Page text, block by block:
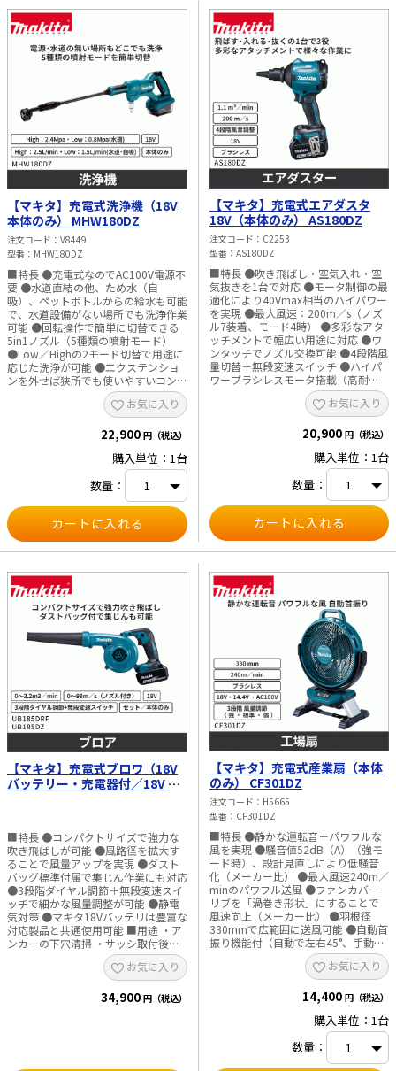
ト付 ●18Vバッテリは豊富な互換性
インパクトドライバ、マルノコ、草刈
機、チェンソー、保冷温庫などに共通
使用可能 ■用途 ・じゅうたん等の清
掃 ・棚や家具の隙間の清掃 ・ソファ
など狭い場所の清掃 ・作業現場の清
・スイッチ：ワンタッチスイッチ ・
集じん容量（ml） ダストバッグ：
500 紙パック：350 ・吸込仕事率
（W） パワフル：125 強：70 標準：
45 エコ：20 ・電源（V）：直流18 ・
1充電使用量（目安） パワフル：約8
分 強：約15分 標準：約21分 エコ：
約38分 ・騒音値（dB（A）） パワフ
ル：65 強：62 標準：60 エコ：54 ・
使用可能バッテリ：BL1815N、
BL1820B、BL1830B、BL1850B、
BL1860B ・標準付属品：ノズル、ス
トレートパイプ、サッシ（すきま）ノ
ズル、高機能ダストバッグ、抗菌紙パ
ック（10枚）、バッテリー
BL1830B（CL285FDRFW、
CL285FDRFOのみ）、充電器
DC18RF（CL285FDZW、CL285FDZO
のみ） ・本体寸法（mm）：長さ
1066×幅113×高さ153（ノズル、パ
イプ付） ・質量（kg）：1.6（バッテ
リ含む、ノズル、パイプ除く） ※吸
込仕事率は各標準設定バッテリの満充
電相当時です。サイクロンアタッチメ
ント未装着時です。 ※充電使用量は
参考値です。バッテリの充電状態や作
業条件によって異なります。 ※騒音
値はEN62841-1準拠しています。 ※
写真で使用しているサイクロンユニッ
トは別販売品です。
掃 ・オフィスや駅構内等の広範囲清
掃 ・作業現場の清掃 ■仕様 ・集じん
方法：カプセル式 ・スイッチ：ワン
タッチスイッチ ・集じん容量
（ml）：600 ・吸込仕事率（W） パ
ワフル：30 強：20 標準：5 ・電源
（V）：直流10.8（スライド式） ・1
充電使用量（目安）
【CL108FDSTW】 パワフル：約33分
強：約39分 標準：約1時間22分
【CL108FDSHW】 パワフル：約10分
強：約12分 標準：約25分 ・騒音値
（dB（A）） パワフル：72 強：70
標準：59 ・使用可能バッテリ：
BL1050B、BL1040B、BL1020B、
BL1015 ・標準付属品：プレフィル
タ、ノズル、フィルタ、ストレート
パイプ、サッシ（すきま）用ノズ
ル、バッテリー（CL108FDSTW：
BL1050B、CL108FDSHW：BL1015）
（CL108FDZW除く）、充電器
DC10SA（CL108FDZW除く） ・本体
寸法（mm）：長さ956×幅110×高
さ150（ノズル、パイプ付） ・質量
（kg）（バッテリ含む、ノズル、パ
イプ除く） CL108FDSTW：1.1
CL108FDSHW：1.0 ※Typ.5Ahの容量
表記は標準的な数値です。 ※吸込仕
事率は各標準設定バッテリの満充電
相当時です。 ※1充電使用量は参考値
です。バッテリの充電状態や作業条件
によって異なります。
【マキタ】充電式洗浄機（18V
本体のみ） MHW180DZ
注文コード
V8449
型番
MHW180DZ
■特長 ●充電式なのでAC100V電源不
要 ●水道直結の他、ため水（自
吸）、ペットボトルからの給水も可能
で、水道設備がない場所でも洗浄作業
可能 ●回転操作で簡単に切替できる
5in1ノズル（5種類の噴射モード）
●Low／Highの2モード切替で用途に
応じた洗浄が可能 ●エクステンショ
ンを外せば狭所でも使いやすいコンパ
クト設計 ●フォームノズル標準付属
で洗剤の泡噴射に対応 ●防滴・防じ
ん「APT」仕様で屋外作業にも対応
●18Vバッテリは他のマキタ製品と共
の洗浄 ・サッシや窓ガラスの清掃 ・
洗車や自転車の洗浄 ・ガーデニング
や散水 ・農機具等の洗浄 ■仕様 ・常
用吐出圧力（MPa）：0.8～2.4（水
道）、0.8～2.0（自吸） ・常用吐出
水量（L／min）（水道、自吸）
High：2.5 Low：1.5 ・最大吐出水量
（L／min）：5.3（ノズル無し） ・電
以下 ・最高吸込揚程（m）：2.0（自
吸） ・使用可能バッテリ：
BL1815N、BL1820B、BL1830B、
BL1850B、BL1860B ・対応充電器：
DC18RC、DC18RD、DC18RF、
DC18SD、DC18SF、DC18SH ・標準
付属品：5in1ノズル、エクステンショ
ン、フォームノズル、クリーナピン、
ホースアッセンブリ（6m）、ストレ
ーナ ・機能：防じん、防水（APT）
・本機寸法（mm）：長さ888×幅
99×高さ239 ・質量（kg）：2.1 ※写
真・動画のバッテリは別販売品です。
バケツは市販品です。 ※ホースは標
準付属品のホースアッセンブリ、また
は内径9mmの耐圧ホースをご使用く
ださい。 ※ペットボトル使用には別
25mm以上です。 ※本製品は水や粉
じんによる影響を抑える設計ですが、
故障しないことを保証するものではあ
りません。
お気に入り
22,900 円（税込）
購入単位：1台
数量：
【マキタ】充電式エアダスタ
18V（本体のみ） AS180DZ
注文コード
C2253
型番
AS180DZ
■特長 ●吹き飛ばし・空気入れ・空
気抜きを1台で対応 ●モータ制御の最
適化により40Vmax相当のハイパワー
を実現 ●最大風速：200m／s（ノズ
ル7装着、モード4時） ●多彩なアタ
ッチメントで幅広い用途に対応 ●ワ
ンタッチでノズル交換可能 ●4段階風
量切替＋無段変速スイッチ ●ハイパ
ワーブラシレスモータ搭載（高耐
久・メンテナンスフリー） ●LEDラ
イト付（回転前点灯・残照機能）
●18Vバッテリ共通で300モデル以上
ホコリや作業後の切粉の吹き飛ばし
・工具や機器の清掃 ・エアコンフィ
ルタの清掃 ・洗車後の水滴飛ばし ・
狭所のホコリ除去 ・浮き輪やビーチ
ボールの空気入れ ・ビニールプール
や圧縮袋の空気抜き ■仕様 ・最大風
量：1.1m³／min（モード4、ノズル
類非装着時） ・最大風速：200m／
s（ノズル7装着、モード4時） ・最大
・最大風圧：29.7kPa（ノズル7装
着、モード4時） ・電源：18V ・風量
調整：4段階 ・連続使用時間（目安）
モード1：約55分 モード2：約30分
モード3：約20分 モード4：約15分
（ノズル非装着時） ・標準付属品：
ノズル（3・7・13）、ワイドレンジ
ノズル、フレキシブルノズル6、ピン
チバルブノズル、ラバーアタッチメ
ント（20-30・65）、フィルタC、エ
アベントホース、フック ・適合 充電
池：BL1815N、BL1820B、
BL1830B、BL1850B、BL1860B 充電
器：DC18RC、DC18RD、DC18RE、
DC18RF、DC18SD、DC18SF、
DC18SH その他アダプタ類：BAP18
・本機寸法：長さ179×幅92×高さ
297mm（BL1860B装着、ノズル非装
着時） ・質量：1.4kg（バッテリ含
む、ノズル非装着時） ※一部写真は
異なる電圧モデルを使用しています。
※バッテリ・充電器・ケースは別売
です。 ※アスベスト（石綿）周辺の
環境下（除去作業含む）で使用しな
いでください。
お気に入り
20,900 円（税込）
購入単位：1台
数量：
【マキタ】充電式ブロワ（18V
バッテリー・充電器付／18V 本
■特長 ●コンパクトサイズで強力な
吹き飛ばしが可能 ●風路径を拡大す
ることで風量アップを実現 ●ダスト
バッグ標準付属で集じん作業にも対応
●3段階ダイヤル調節＋無段変速スイ
ッチで細かな風量調整が可能 ●静電
気対策 ●マキタ18Vバッテリは豊富な
対応製品と共通使用可能 ■用途 ・ア
ンカーの下穴清掃 ・サッシ取付後の
清掃 ・屋根工事後の清掃 ・木くずや
粉じんの吹き飛ばし、集じん作業 ■
仕様 ・風量（m³／min）：0～3.2 ・
風速（m／s）：0～98（ノズル付）
・真空度（kPa）：0～5.8 ・集じん容
お気に入り
34,900 円（税込）
【マキタ】充電式産業扇（本体
のみ） CF301DZ
注文コード
H5665
型番
CF301DZ
■特長 ●静かな運転音＋パワフルな
風を実現 ●騒音値52dB（A）（強モ
ード時）、設計見直しにより低騒音
化（メーカー比） ●最大風速240m／
minのパワフル送風 ●ファンカバー
リブを「渦巻き形状」にすることで
風速向上（メーカー比） ●羽根径
330mmで広範囲に送風可能 ●自動首
振り機能付（自動で左右45°、手動で
左右90°） ●手動角度調整可能（上
90°／下45°） ●工具レスでカバー脱
着可能、清掃が簡単 ●風量3段階切替
（強／標準／弱） ●切タイマー機能
付（1／2／4時間） ●ACアダプタ対
応でAC100V使用可能 ●キャリングハ
ンドル付で持ち運び便利 ●18V／
14.4Vバッテリ対応（※ライトバッテ
お気に入り
14,400 円（税込）
購入単位：1台
数量：